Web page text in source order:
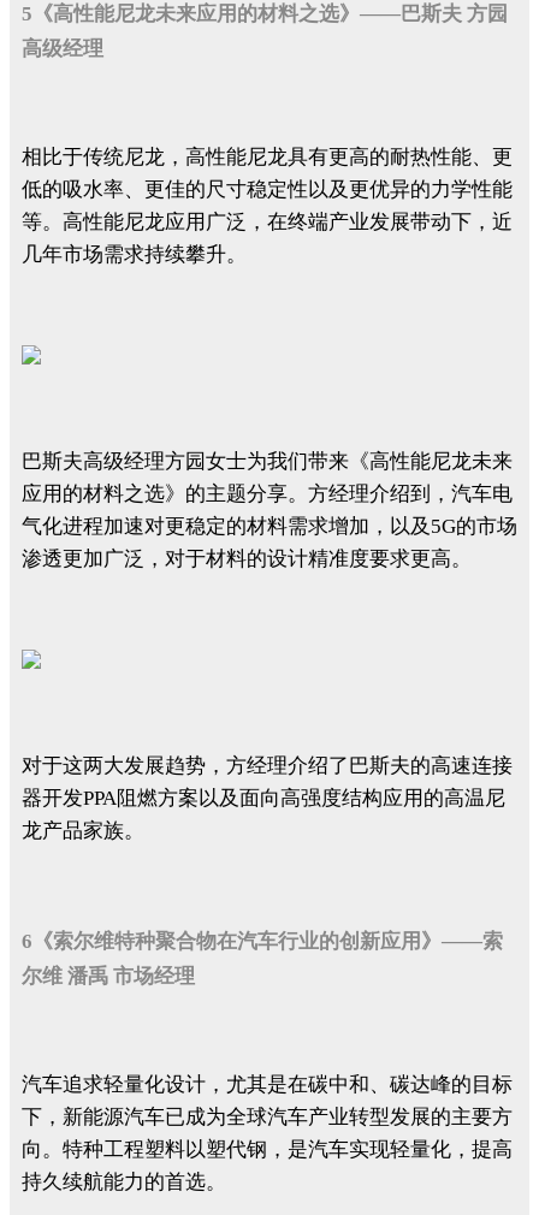
5《高性能尼龙未来应用的材料之选》——巴斯夫 方园
高级经理
相比于传统尼龙，高性能尼龙具有更高的耐热性能、更
低的吸水率、更佳的尺寸稳定性以及更优异的力学性能
等。高性能尼龙应用广泛，在终端产业发展带动下，近
几年市场需求持续攀升。
巴斯夫高级经理方园女士为我们带来《高性能尼龙未来
应用的材料之选》的主题分享。方经理介绍到，汽车电
气化进程加速对更稳定的材料需求增加，以及5G的市场
渗透更加广泛，对于材料的设计精准度要求更高。
对于这两大发展趋势，方经理介绍了巴斯夫的高速连接
器开发PPA阻燃方案以及面向高强度结构应用的高温尼
龙产品家族。
6《索尔维特种聚合物在汽车行业的创新应用》——索
尔维 潘禹 市场经理
汽车追求轻量化设计，尤其是在碳中和、碳达峰的目标
下，新能源汽车已成为全球汽车产业转型发展的主要方
向。特种工程塑料以塑代钢，是汽车实现轻量化，提高
持久续航能力的首选。